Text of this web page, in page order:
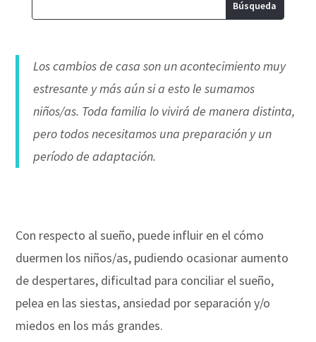
Los cambios de casa son un acontecimiento muy
estresante y más aún si a esto le sumamos
niños/as. Toda familia lo vivirá de manera distinta,
pero todos necesitamos una preparación y un
período de adaptación.
Con respecto al sueño, puede influir en el cómo
duermen los niños/as, pudiendo ocasionar aumento
de despertares, dificultad para conciliar el sueño,
pelea en las siestas, ansiedad por separación y/o
miedos en los más grandes.